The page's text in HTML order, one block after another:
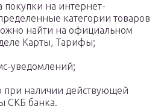
покупки на интернет-
категории товаров
найти на официальном
Карты, Тарифы;
уведомлений;
при наличии действующей
СКБ банка.